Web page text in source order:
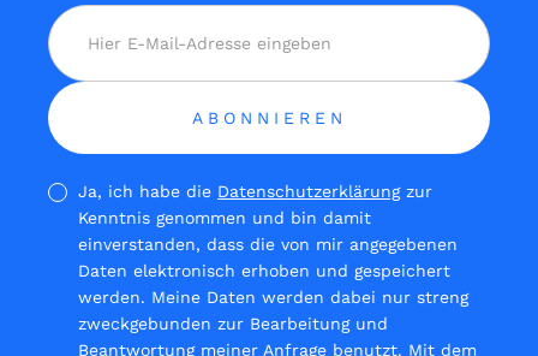
Ja, ich habe die Datenschutzerklärungzur
Kenntnis genommen und bin damit
einverstanden, dass die von mir angegebenen
Daten elektronisch erhoben und gespeichert
werden. Meine Daten werden dabei nur streng
zweckgebunden zur Bearbeitung und
Beantwortung meiner Anfrage benutzt. Mit dem